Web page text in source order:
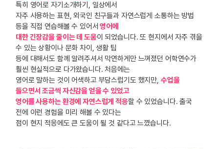
특히 영어로 자기소개하기, 일상에서
자주 사용하는 표현, 외국인 친구들과 자연스럽게 소통하는 방법
등을 직접 연습해볼 수 있어서 영어에
대한 긴장감을 줄이는 데 도움이 되었습니다. 또 현지에서 자주 겪을
수 있는 상황이나 문화 차이, 생활 팁
등에 대해서도 함께 알려주셔서 막연하게만 느껴졌던 어학연수가
훨씬 현실적으로 다가왔습니다. 처음에는
영어로 말하는 것이 어색하고 부담스럽기도 했지만, 수업을
들으면서 조금씩 자신감을 얻을 수 있었고
영어를 사용하는 환경에 자연스럽게 적응할 수 있었습니다. 출국
전에 이런 경험을 미리 해볼 수 있다는
점이 현지 적응에도 큰 도움이 될 것 같다고 느꼈습니다.